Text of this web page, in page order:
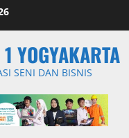
YOGYAKARTA
SENI DAN BISNIS